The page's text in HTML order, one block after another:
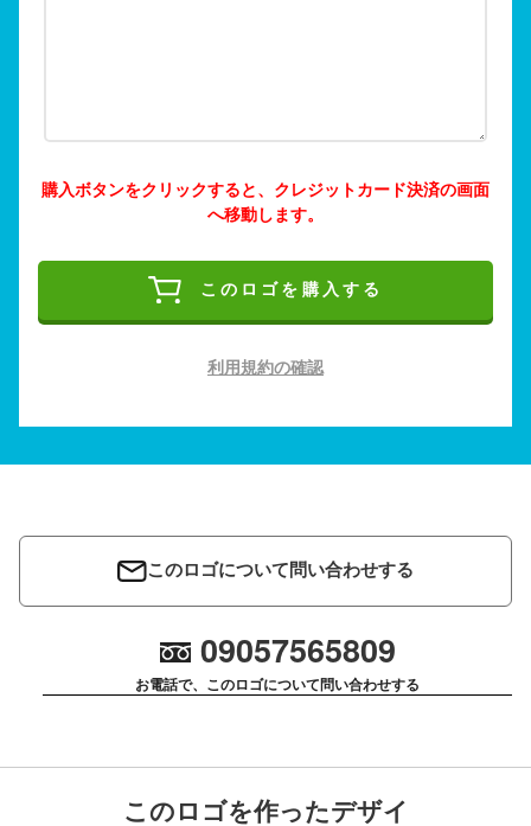
購入ボタンをクリックすると、クレジットカード決済の画面
へ移動します。
このロゴを購入する
利用規約の確認
このロゴについて問い合わせする
09057565809
お電話で、このロゴについて問い合わせする
このロゴを作ったデザイ